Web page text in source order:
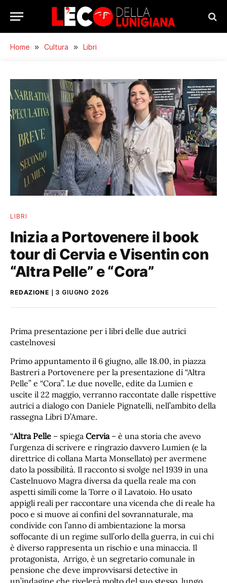
Home » Cultura » Libri
LIBRI
Inizia a Portovenere il book
tour di Cervia e Visentin con
“Altra Pelle” e “Cora”
REDAZIONE 3 GIUGNO 2026
Prima presentazione per i libri delle due autrici
castelnovesi
Primo appuntamento il 6 giugno, alle 18.00, in piazza
Bastreri a Portovenere per la presentazione di “Altra
Pelle” e “Cora”. Le due novelle, edite da Lumien e
uscite il 22 maggio, verranno raccontate dalle rispettive
autrici a dialogo con Daniele Pignatelli, nell’ambito della
rassegna Libri D’Amare.
“Altra Pelle – spiega Cervia – è una storia che avevo
l’urgenza di scrivere e ringrazio davvero Lumien (e la
direttrice di collana Marta Monsellato) per avermene
dato la possibilità. Il racconto si svolge nel 1939 in una
Castelnuovo Magra diversa da quella reale ma con
aspetti simili come la Torre o il Lavatoio. Ho usato
appigli reali per raccontare una vicenda che di reale ha
poco e si muove ai confini del sovrannaturale, ma
condivide con l’anno di ambientazione la morsa
soffocante di un regime sull’orlo della guerra, in cui chi
è diverso rappresenta un rischio e una minaccia. Il
protagonista, Arrigo, è un segretario comunale in
pensione che deve improvvisarsi detective in